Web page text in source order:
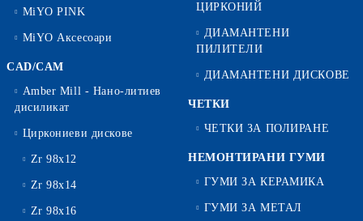
MiYO PINK
MiYO Аксесоари
CAD/CAM
Amber Mill - Нано-литиев
дисиликат
Циркониеви дискове
Zr 98x12
Zr 98x14
Zr 98x16
ЦИРКОНИЙ
ДИАМАНТЕНИ
ПИЛИТЕЛИ
ДИАМАНТЕНИ ДИСКОВЕ
ЧЕТКИ
ЧЕТКИ ЗА ПОЛИРАНЕ
НЕМОНТИРАНИ ГУМИ
ГУМИ ЗА КЕРАМИКА
ГУМИ ЗА МЕТАЛ